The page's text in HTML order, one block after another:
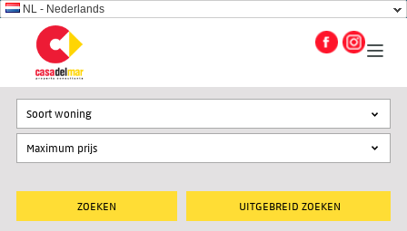
NL - Nederlands
UITGEBREID ZOEKEN
Soort woning